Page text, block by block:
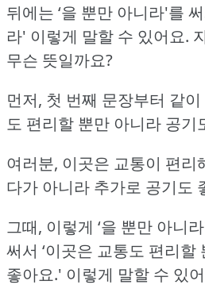
뒤에는 ‘을 뿐만 아니라'를
라' 이렇게 말할 수 있어요.
무슨 뜻일까요?
먼저, 첫 번째 문장부터 같
도 편리할 뿐만 아니라 공기
여러분, 이곳은 교통이 편리
다가 아니라 추가로 공기도
그때, 이렇게 ‘을 뿐만 아니
써서 ‘이곳은 교통도 편리할
좋아요.' 이렇게 말할 수 있